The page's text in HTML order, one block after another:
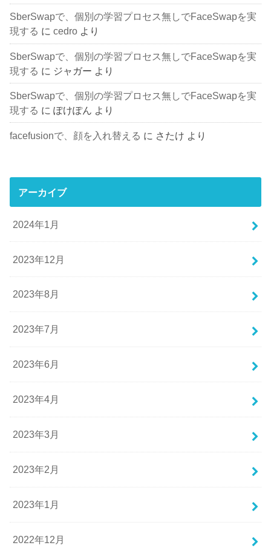
SberSwapで、個別の学習プロセス無しでFaceSwapを実
現する にcedro より
SberSwapで、個別の学習プロセス無しでFaceSwapを実
現する に ジャガー より
SberSwapで、個別の学習プロセス無しでFaceSwapを実
現する にぽけぽん より
facefusionで、顔を入れ替える に さたけ より
アーカイブ
2024年1月
2023年12月
2023年8月
2023年7月
2023年6月
2023年4月
2023年3月
2023年2月
2023年1月
2022年12月